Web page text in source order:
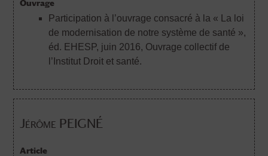
Ouvrage
Participation à l’ouvrage consacré à la « La loi
de modernisation de notre système de santé »,
éd. EHESP, juin 2016, Ouvrage collectif de
l’Institut Droit et santé.
Jérôme PEIGNÉ
Article